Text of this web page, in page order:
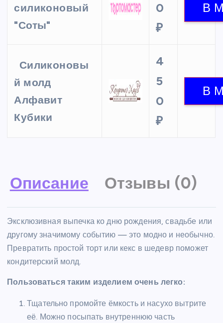
силиконовый
"Соты"
0
₽
Силиконовы
й молд
Алфавит
Кубики
4
5
0
₽
Описание Отзывы (0)
Эксклюзивная выпечка ко дню рождения, свадьбе или
другому значимому событию — это модно и необычно.
Превратить простой торт или кекс в шедевр поможет
кондитерский молд.
Пользоваться таким изделием очень легко:
Тщательно промойте ёмкость и насухо вытрите
её. Можно посыпать внутреннюю часть